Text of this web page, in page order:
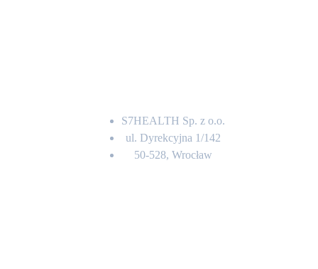
S7HEALTH Sp. z o.o.
ul. Dyrekcyjna 1/142
50-528, Wrocław